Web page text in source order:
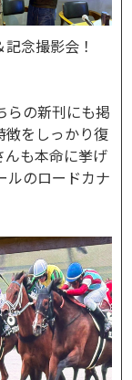
念撮影会！
らの新刊にも掲
徴をしっかり復
も本命に挙げ
ルのロードカナ